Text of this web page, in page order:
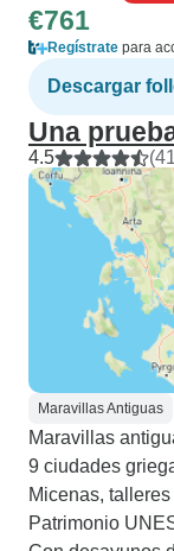
€761
Regístrate para
Descargar
Una
4.5
Maravillas Antiguas
Maravillas
9 ciudades
Micenas,
Patrimonio